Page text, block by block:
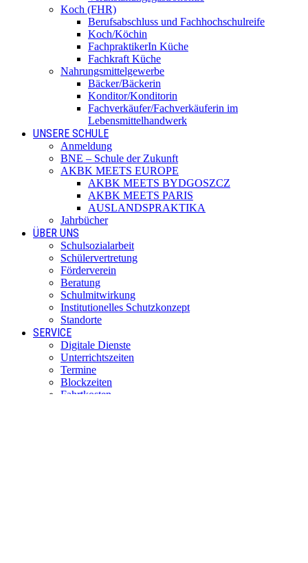
Koch (FHR)
Berufsabschluss und Fachhochschulreife
Koch/Köchin
FachpraktikerIn Küche
Fachkraft Küche
Nahrungsmittelgewerbe
Bäcker/Bäckerin
Konditor/Konditorin
Fachverkäufer/Fachverkäuferin im
Lebensmittelhandwerk
UNSERE SCHULE
Anmeldung
BNE – Schule der Zukunft
AKBK MEETS EUROPE
AKBK MEETS BYDGOSZCZ
AKBK MEETS PARIS
AUSLANDSPRAKTIKA
Jahrbücher
ÜBER UNS
Schulsozialarbeit
Schülervertretung
Förderverein
Beratung
Schulmitwirkung
Institutionelles Schutzkonzept
Standorte
SERVICE
Digitale Dienste
Unterrichtszeiten
Termine
Blockzeiten
Fahrtkosten